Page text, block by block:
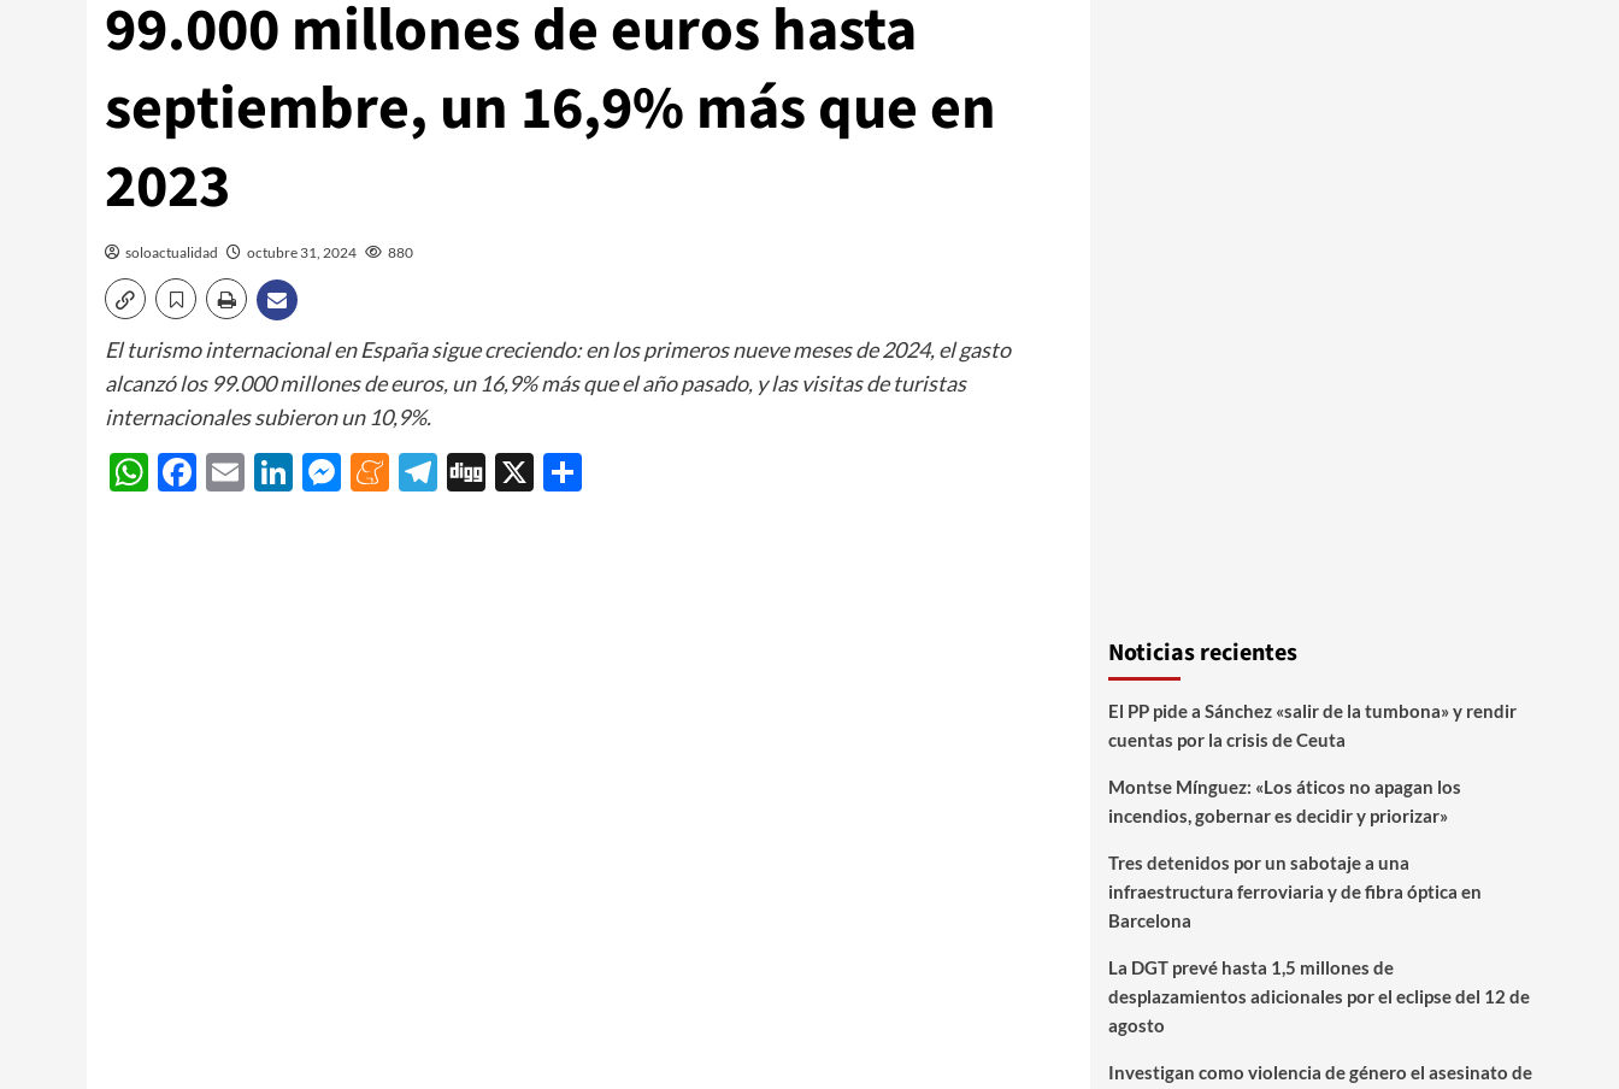
99.000 millones de euros hasta
septiembre, un 16,9% más que en
2023
soloactualidad octubre 31, 2024 880
El turismo internacional en España sigue creciendo: en los primeros nueve meses de 2024, el gasto
alcanzó los 99.000 millones de euros, un 16,9% más que el año pasado, y las visitas de turistas
internacionales subieron un 10,9%.
WhatsApp
Facebook
EmailLinkedIn
Messenger
Meneame
Telegram
Digg
X
Noticias recientes
El PP pide a Sánchez «salir de la tumbona» y rendir
cuentas por la crisis de Ceuta
Montse Mínguez: «Los áticos no apagan los
incendios, gobernar es decidir y priorizar»
Tres detenidos por un sabotaje a una
infraestructura ferroviaria y de fibra óptica en
Barcelona
La DGT prevé hasta 1,5 millones de
desplazamientos adicionales por el eclipse del 12 de
agosto
Investigan como violencia de género el asesinato de